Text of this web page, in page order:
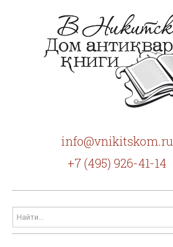
info@vnikitskom.ru
+7 (495) 926-41-14